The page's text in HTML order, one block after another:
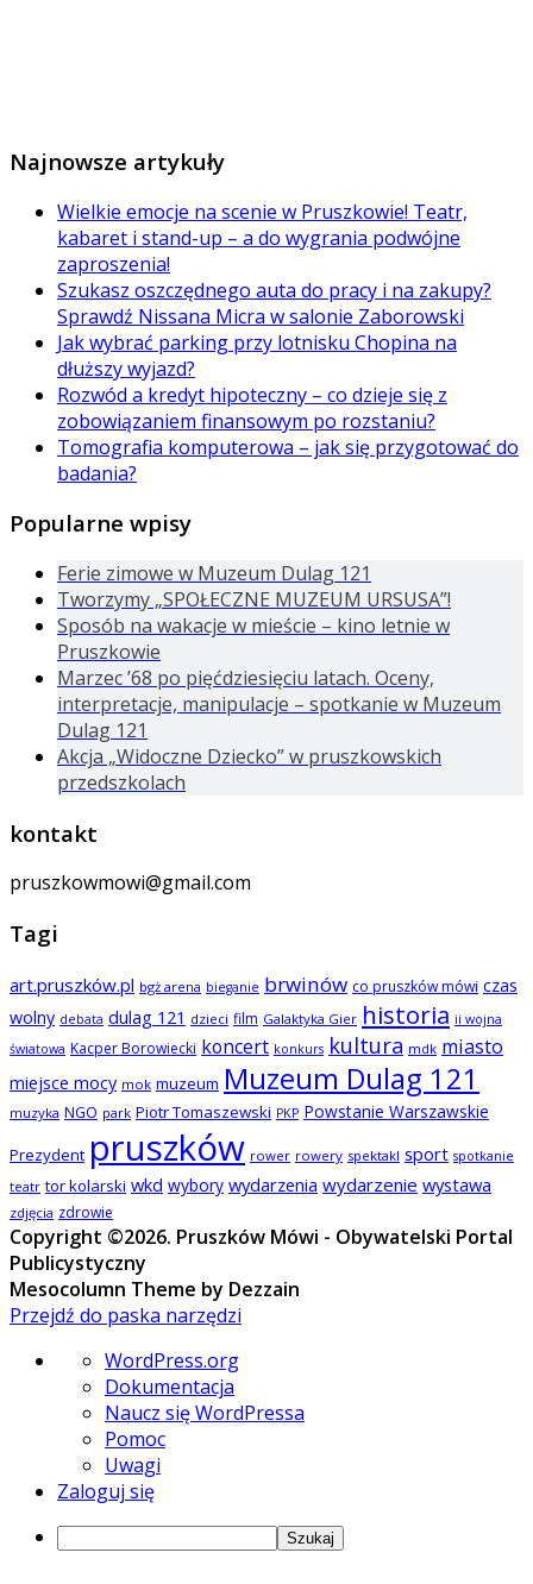
Najnowsze artykuły
Wielkie emocje na scenie w Pruszkowie! Teatr,
kabaret i stand-up – a do wygrania podwójne
zaproszenia!
Szukasz oszczędnego auta do pracy i na zakupy?
Sprawdź Nissana Micra w salonie Zaborowski
Jak wybrać parking przy lotnisku Chopina na
dłuższy wyjazd?
Rozwód a kredyt hipoteczny – co dzieje się z
zobowiązaniem finansowym po rozstaniu?
Tomografia komputerowa – jak się przygotować do
badania?
Popularne wpisy
Ferie zimowe w Muzeum Dulag 121
Tworzymy „SPOŁECZNE MUZEUM URSUSA”!
Sposób na wakacje w mieście – kino letnie w
Pruszkowie
Marzec ’68 po pięćdziesięciu latach. Oceny,
interpretacje, manipulacje – spotkanie w Muzeum
Dulag 121
Akcja „Widoczne Dziecko” w pruszkowskich
przedszkolach
kontakt
pruszkowmowi@gmail.com
Tagi
art.pruszków.pl bgż arena bieganie brwinów co pruszków mówi czas
wolny debata dulag 121 dzieci film Galaktyka Gier historia ii wojna
światowa Kacper Borowiecki koncert konkurs kultura mdk miasto
miejsce mocy mok muzeum Muzeum Dulag 121
muzyka NGO park Piotr Tomaszewski PKP Powstanie Warszawskie
Prezydent pruszków rower rowery spektakl sport spotkanie
teatr tor kolarski wkd wybory wydarzenia wydarzenie wystawa
zdjęcia zdrowie
Copyright ©2026. Pruszków Mówi - Obywatelski Portal
Publicystyczny
Mesocolumn Theme by Dezzain
Przejdź do paska narzędzi
WordPressie
WordPress.org
Dokumentacja
Naucz się WordPressa
Pomoc
Uwagi
Zaloguj się
Szukaj